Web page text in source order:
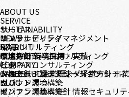
ABOUT US
SERVICE
サービス
コンサルティング
DX コンサルティング
テクノロジーコンサルティング
ビジネスコンサルティング
システムインテグレーション
クラウド環境構築
インフラ環境構築
SUSTAINABILITY
サステナビリティマネジメント
環境
環境方針環境目標・実績
社会
人権方針・調達方針ダイバーシティ
ガバナンス
ガバナンス基本方針情報セキュリ
NEWS
RECRUIT
中途採用新卒採用
CONTACT
COMPANY
メッセージ企業理念・経営方針事
CASE STUDY
BLOG
IR